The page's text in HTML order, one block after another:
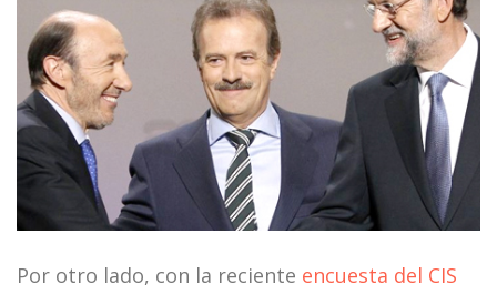
Por otro lado, con la reciente encuesta del CIS